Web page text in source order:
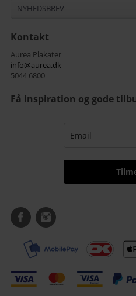
NYHEDSBREV
Kontakt
Aurea Plakater
info@aurea.dk
5044 6800
Få inspiration og gode